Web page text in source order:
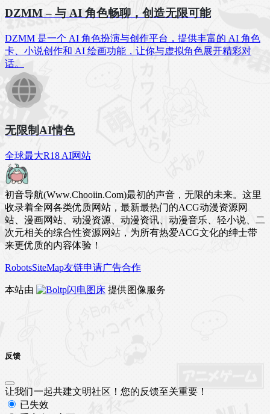
DZMM – 与 AI 角色畅聊，创造无限可能
DZMM 是一个 AI 角色扮演与创作平台，提供丰富的 AI 角色
卡、小说创作和 AI 绘画功能，让你与虚拟角色展开精彩对
话。
无限制AI情色
全球最大R18 AI网站
初音导航(Www.Chooiin.Com)最初的声音，无限的未来。这里
收录着全网各类优质网站，最新最热门的ACG动漫资源网
站、漫画网站、动漫资源、动漫资讯、动漫音乐、轻小说、二
次元相关的综合性资源网站，为所有热爱ACG文化的绅士带
来更优质的内容体验！
RobotsSiteMap友链申请广告合作
本站由 闪电图床 提供图像服务
反馈
让我们一起共建文明社区！您的反馈至关重要！
已失效